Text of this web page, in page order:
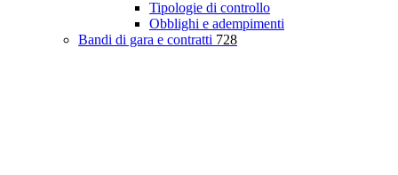
Tipologie di controllo
Obblighi e adempimenti
Bandi di gara e contratti 728